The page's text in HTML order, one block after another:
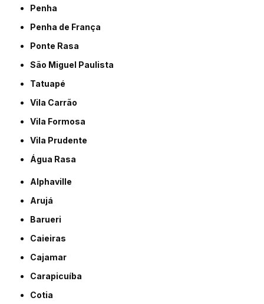
Penha
Penha de França
Ponte Rasa
São Miguel Paulista
Tatuapé
Vila Carrão
Vila Formosa
Vila Prudente
Água Rasa
Alphaville
Arujá
Barueri
Caieiras
Cajamar
Carapicuíba
Cotia